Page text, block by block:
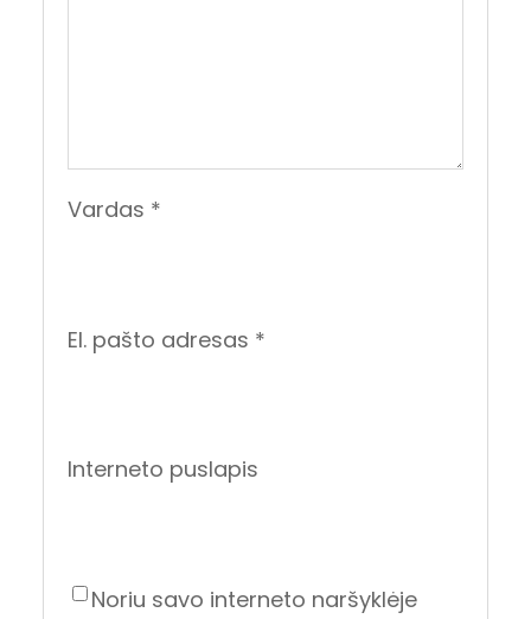
Vardas *
El. pašto adresas *
Interneto puslapis
Noriu savo interneto naršyklėje